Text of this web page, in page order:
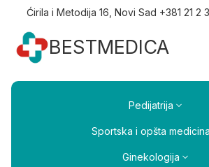
Ćirila i Metodija 16, Novi Sad +381 21 2
BESTMEDICA
Pedijatrija
Sportska i opšta medicina
Ginekologija